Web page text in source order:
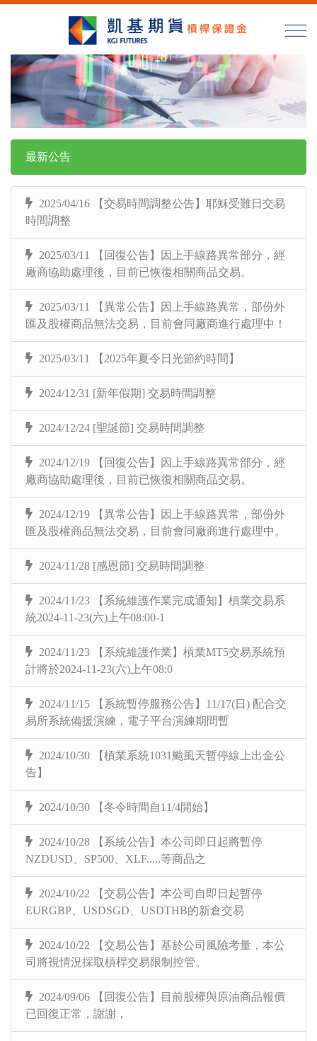
最新公告
2025/04/16 【交易時間調整公告】耶穌受難日交易
時間調整
2025/03/11 【回復公告】因上手線路異常部分，經
廠商協助處理後，目前已恢復相關商品交易。
2025/03/11 【異常公告】因上手線路異常，部份外
匯及股權商品無法交易，目前會同廠商進行處理中！
2025/03/11 【2025年夏令日光節約時間】
2024/12/31 [新年假期] 交易時間調整
2024/12/24 [聖誕節] 交易時間調整
2024/12/19 【回復公告】因上手線路異常部分，經
廠商協助處理後，目前已恢復相關商品交易。
2024/12/19 【異常公告】因上手線路異常，部份外
匯及股權商品無法交易，目前會同廠商進行處理中。
2024/11/28 [感恩節] 交易時間調整
2024/11/23 【系統維護作業完成通知】槓業交易系
統2024-11-23(六)上午08:00-1
2024/11/23 【系統維護作業】槓業MT5交易系統預
計將於2024-11-23(六)上午08:0
2024/11/15 【系統暫停服務公告】11/17(日) 配合交
易所系統備援演練，電子平台演練期間暫
2024/10/30 【槓業系統1031颱風天暫停線上出金公
告】
2024/10/30 【冬令時間自11/4開始】
2024/10/28 【系統公告】本公司即日起將暫停
NZDUSD、SP500、XLF.....等商品之
2024/10/22 【交易公告】本公司自即日起暫停
EURGBP、USDSGD、USDTHB的新倉交易
2024/10/22 【交易公告】基於公司風險考量，本公
司將視情況採取槓桿交易限制控管。
2024/09/06 【回復公告】目前股權與原油商品報價
已回復正常，謝謝，